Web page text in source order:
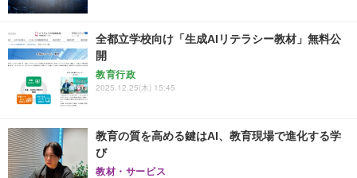
全都立学校向け「生成AIリテラシー教材」無料公
開
教育行政
2025.12.25(木) 15:45
教育の質を高める鍵はAI、教育現場で進化する学
び
教材・サービス